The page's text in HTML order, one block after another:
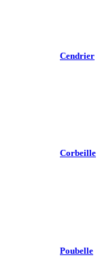
Cendrier
Corbeille
Poubelle